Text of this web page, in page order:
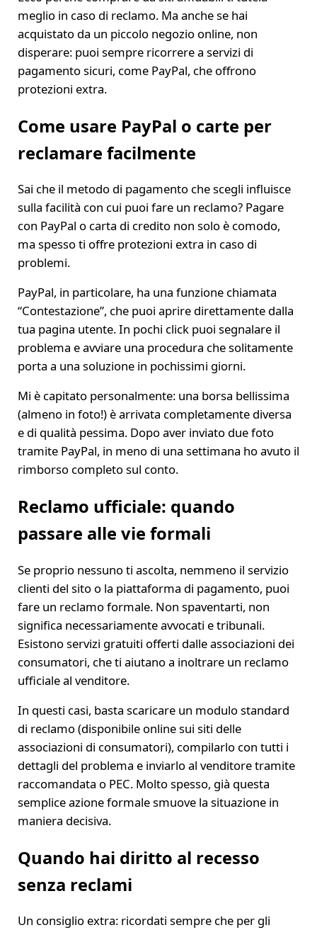
meglio in caso di reclamo. Ma anche se hai
acquistato da un piccolo negozio online, non
disperare: puoi sempre ricorrere a servizi di
pagamento sicuri, come PayPal, che offrono
protezioni extra.
Come usare PayPal o carte per
reclamare facilmente
Sai che il metodo di pagamento che scegli influisce
sulla facilità con cui puoi fare un reclamo? Pagare
con PayPal o carta di credito non solo è comodo,
ma spesso ti offre protezioni extra in caso di
problemi.
PayPal, in particolare, ha una funzione chiamata
“Contestazione”, che puoi aprire direttamente dalla
tua pagina utente. In pochi click puoi segnalare il
problema e avviare una procedura che solitamente
porta a una soluzione in pochissimi giorni.
Mi è capitato personalmente: una borsa bellissima
(almeno in foto!) è arrivata completamente diversa
e di qualità pessima. Dopo aver inviato due foto
tramite PayPal, in meno di una settimana ho avuto il
rimborso completo sul conto.
Reclamo ufficiale: quando
passare alle vie formali
Se proprio nessuno ti ascolta, nemmeno il servizio
clienti del sito o la piattaforma di pagamento, puoi
fare un reclamo formale. Non spaventarti, non
significa necessariamente avvocati e tribunali.
Esistono servizi gratuiti offerti dalle associazioni dei
consumatori, che ti aiutano a inoltrare un reclamo
ufficiale al venditore.
In questi casi, basta scaricare un modulo standard
di reclamo (disponibile online sui siti delle
associazioni di consumatori), compilarlo con tutti i
dettagli del problema e inviarlo al venditore tramite
raccomandata o PEC. Molto spesso, già questa
semplice azione formale smuove la situazione in
maniera decisiva.
Quando hai diritto al recesso
senza reclami
Un consiglio extra: ricordati sempre che per gli